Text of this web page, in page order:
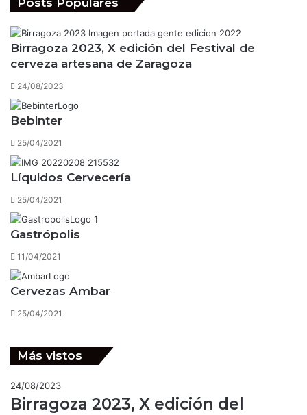
Posts Populares
Birragoza 2023, X edición del Festival de
cerveza artesana de Zaragoza
24/08/2023
Bebinter
25/04/2021
Líquidos Cervecería
25/04/2021
Gastrópolis
11/04/2021
Cervezas Ambar
25/04/2021
Más vistos
24/08/2023
Birragoza 2023, X edición del